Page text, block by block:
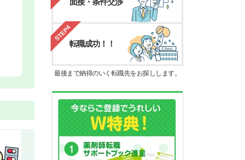
面接・条件交渉
STEP4
転職成功！！
最後まで納得のいく転職先をお探しします。